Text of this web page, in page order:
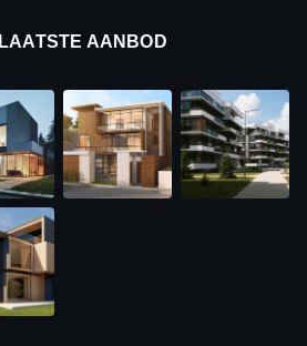
LAATSTE AANBOD